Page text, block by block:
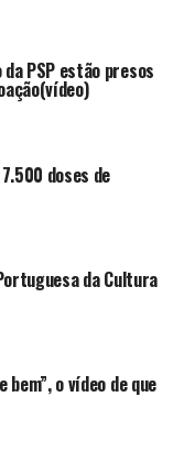
PSP estão presos
doses de
da Cultura
bem”, o vídeo de que